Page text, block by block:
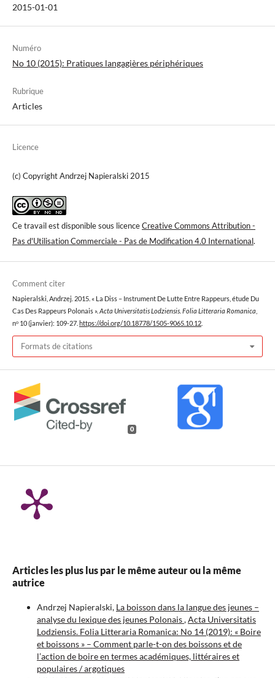
2015-01-01
Numéro
No 10 (2015): Pratiques langagières périphériques
Rubrique
Articles
Licence
(c) Copyright Andrzej Napieralski 2015
Ce travail est disponible sous licenceCreative Commons Attribution -
Pas d'Utilisation Commerciale - Pas de Modification 4.0 International.
Comment citer
Napieralski, Andrzej. 2015. « La Diss – Instrument De Lutte Entre Rappeurs, étude Du
Cas Des Rappeurs Polonais ». Acta Universitatis Lodziensis. Folia Litteraria Romanica
nᵒ 10 (janvier): 109-27. https://doi.org/10.18778/1505-9065.10.12
Formats de citations
0
Articles les plus lus par le même auteur ou la même
autrice
Andrzej Napieralski, La boisson dans la langue des jeunes –
analyse du lexique des jeunes Polonais,Acta Universitatis
Lodziensis. Folia Litteraria Romanica: No 14 (2019): « Boire
et boissons » – Comment parle-t-on des boissons et de
l’action de boire en termes académiques, littéraires et
populaires / argotiques